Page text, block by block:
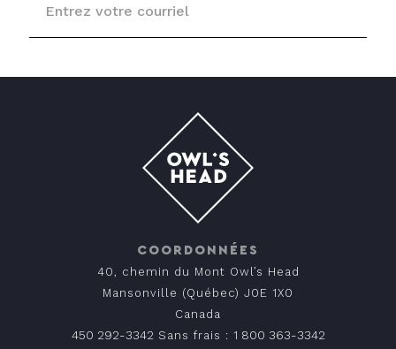
COORDONNÉES
40, chemin du Mont Owl’s Head
Mansonville (Québec) J0E 1X0
Canada
450 292-3342 Sans frais : 1 800 363-3342